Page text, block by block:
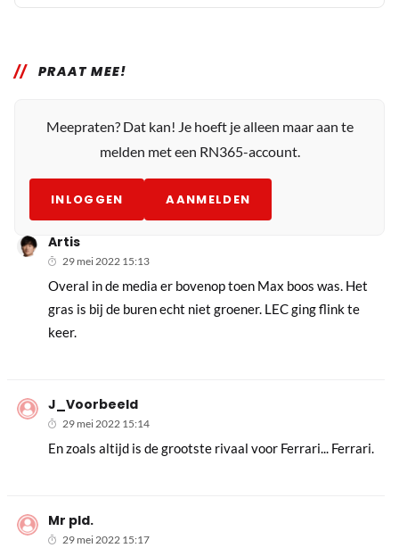
PRAAT MEE!
Meepraten? Dat kan! Je hoeft je alleen maar aan te
melden met een RN365-account.
INLOGGEN AANMELDEN
Artis
29 mei 2022 15:13
Overal in de media er bovenop toen Max boos was. Het
gras is bij de buren echt niet groener. LEC ging flink te
keer.
J_Voorbeeld
29 mei 2022 15:14
En zoals altijd is de grootste rivaal voor Ferrari... Ferrari.
Mr pId.
29 mei 2022 15:17